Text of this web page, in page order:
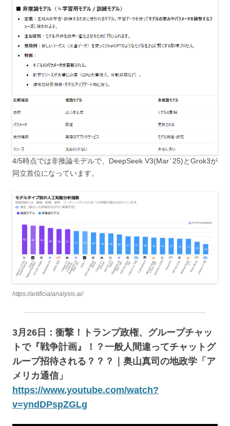
4/5時点では非推論モデルで、DeepSeek V3(Mar’ 25)とGrok3が
同立首位になっています。
https://artificialanalysis.ai/
3月26日：衝撃！トランプ政権、グループチャッ
トで『戦争計画』！？一般人間違ってチャットグ
ループ招待される？？？｜奥山真司の地政学「ア
メリカ通信」
https://www.youtube.com/watch?
v=yndDPspZGLg